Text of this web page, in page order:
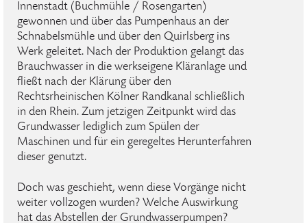
Innenstadt (Buchmühle / Rosengarten)
gewonnen und über das Pumpenhaus an der
Schnabelsmühle und über den Quirlsberg ins
Werk geleitet. Nach der Produktion gelangt das
Brauchwasser in die werkseigene Kläranlage und
fließt nach der Klärung über den
Rechtsrheinischen Kölner Randkanal schließlich
in den Rhein. Zum jetzigen Zeitpunkt wird das
Grundwasser lediglich zum Spülen der
Maschinen und für ein geregeltes Herunterfahren
dieser genutzt.
Doch was geschieht, wenn diese Vorgänge nicht
weiter vollzogen wurden? Welche Auswirkung
hat das Abstellen der Grundwasserpumpen?